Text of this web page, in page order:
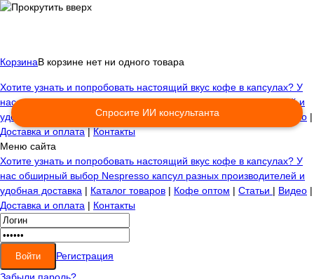
КорзинаВ корзине нет ни одного товара
Хотите узнать и попробовать настоящий вкус кофе в капсулах? У
нас обширный выбор Nespresso капсул разных производителей и
удобная доставка
Каталог товаров|Кофе оптом Видео |
Доставка и оплата|Контакты
Меню сайта
Хотите узнать и попробовать настоящий вкус кофе в капсулах? У
нас обширный выбор Nespresso капсул разных производителей и
удобная доставка | Каталог товаров | Кофе оптом | Статьи | Видео |
Доставка и оплата | Контакты
Регистрация
Спросите ИИ консультанта